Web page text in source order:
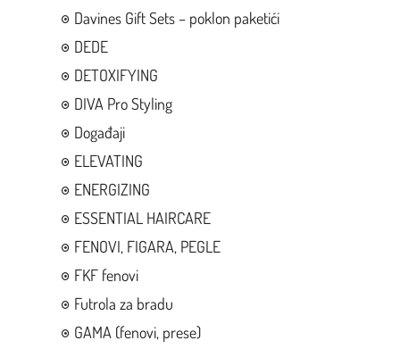
Davines Gift Sets – poklon paketići
DEDE
DETOXIFYING
DIVA Pro Styling
Događaji
ELEVATING
ENERGIZING
ESSENTIAL HAIRCARE
FENOVI, FIGARA, PEGLE
FKF fenovi
Futrola za bradu
GAMA (fenovi, prese)